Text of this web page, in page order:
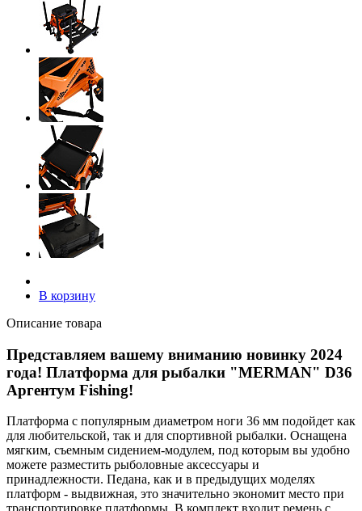
В корзину
Описание товара
Представляем вашему вниманию новинку 2024
года! Платформа для рыбалки "MERMAN" D36
Аргентум Fishing!
Платформа с популярным диаметром ноги 36 мм подойдет как
для любительской, так и для спортивной рыбалки. Оснащена
мягким, съемным сидением-модулем, под которым вы удобно
можете разместить рыболовные аксессуары и
принадлежности. Педана, как и в предыдущих моделях
платформ - выдвижная, это значительно экономит место при